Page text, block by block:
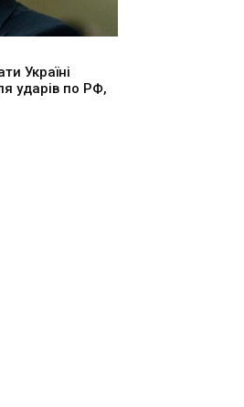
Україні
ударів по РФ,